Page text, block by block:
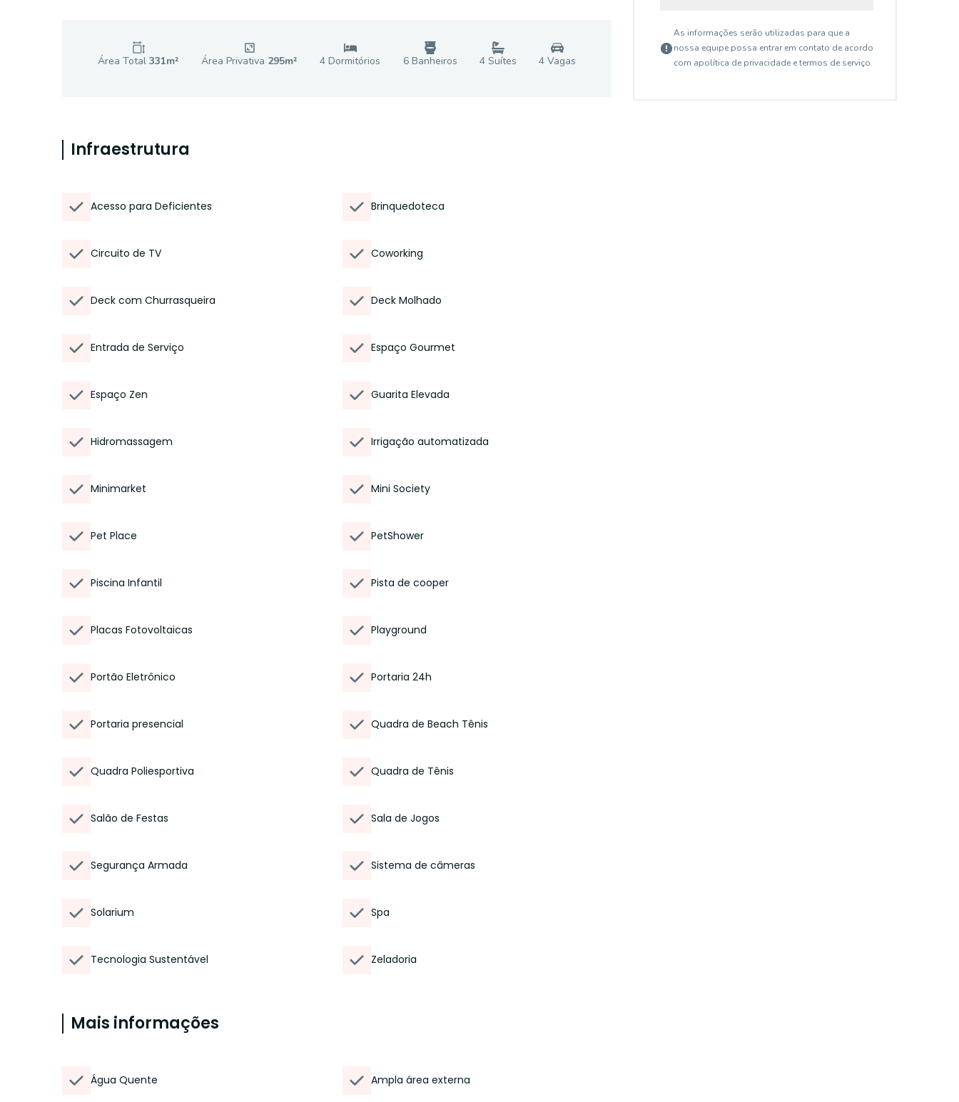
Área Total 331m² Área Privativa 295m² 4 Dormitórios 6Banheiros 4Suítes 4Vagas
Infraestrutura
Acesso para Deficientes Brinquedoteca
Circuito de TV Coworking
Deck com Churrasqueira Deck Molhado
Entrada de Serviço Espaço Gourmet
Espaço Zen Guarita Elevada
Hidromassagem Irrigação automatizada
Minimarket Mini Society
Pet Place PetShower
Piscina Infantil Pista de cooper
Placas Fotovoltaicas Playground
Portão Eletrônico Portaria 24h
Portaria presencial Quadra de Beach Tênis
Quadra Poliesportiva Quadra de Tênis
Salão de Festas Sala de Jogos
Segurança Armada Sistema de câmeras
Solarium Spa
Tecnologia Sustentável Zeladoria
Mais informações
Água Quente Ampla área externa
As informações serão utilizadas para que a
nossa equipe possa entrar em contato de acordo
com apolítica de privacidade e termos de serviço